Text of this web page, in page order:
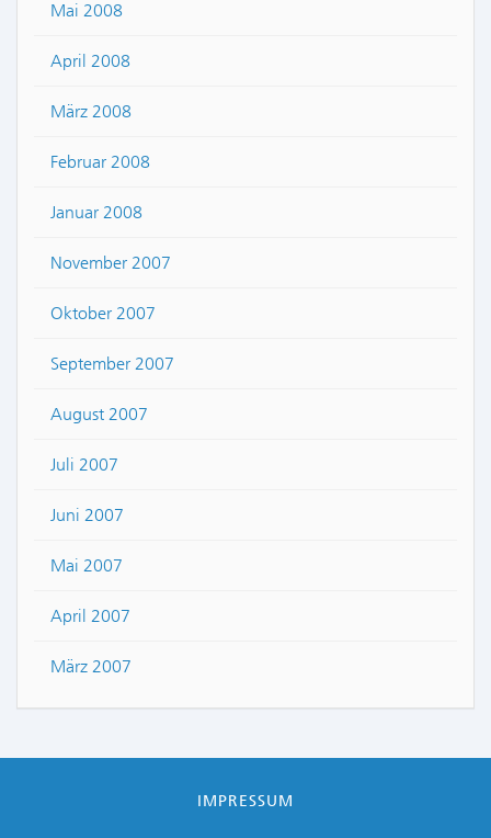
Mai 2008
April 2008
März 2008
Februar 2008
Januar 2008
November 2007
Oktober 2007
September 2007
August 2007
Juli 2007
Juni 2007
Mai 2007
April 2007
März 2007
IMPRESSUM